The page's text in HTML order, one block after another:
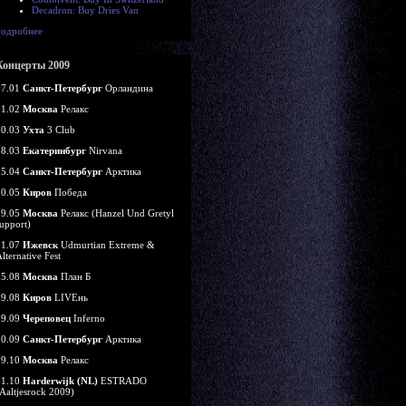
Decadron: Buy Dries Van
2009
Санкт-Петербург Орландина
Москва Релакс
Ухта 3 Club
Екатеринбург Nirvana
Санкт-Петербург Арктика
Киров Победа
Москва Релакс (Hanzel Und Gretyl
Ижевск Udmurtian Extreme &
Fest
Москва План Б
Киров LIVEнь
Череповец Inferno
Санкт-Петербург Арктика
Москва Релакс
Harderwijk (NL) ESTRADO
2009)